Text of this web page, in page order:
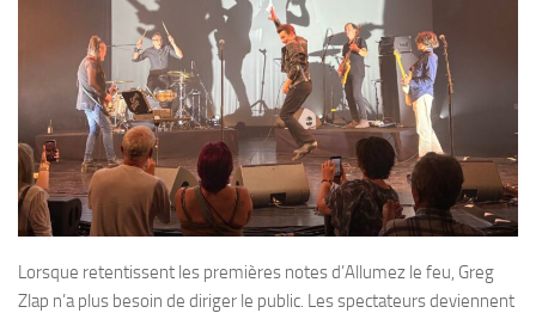
Lorsque retentissent les premières notes d’Allumez le feu, Greg
Zlap n’a plus besoin de diriger le public. Les spectateurs deviennent